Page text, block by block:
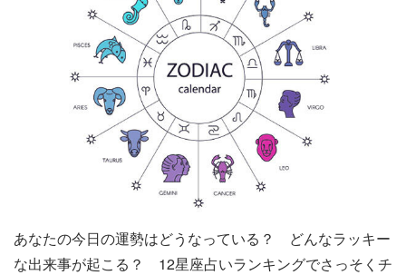
あなたの今日の運勢はどうなっている？ どんなラッキー
な出来事が起こる？ 12星座占いランキングでさっそくチ